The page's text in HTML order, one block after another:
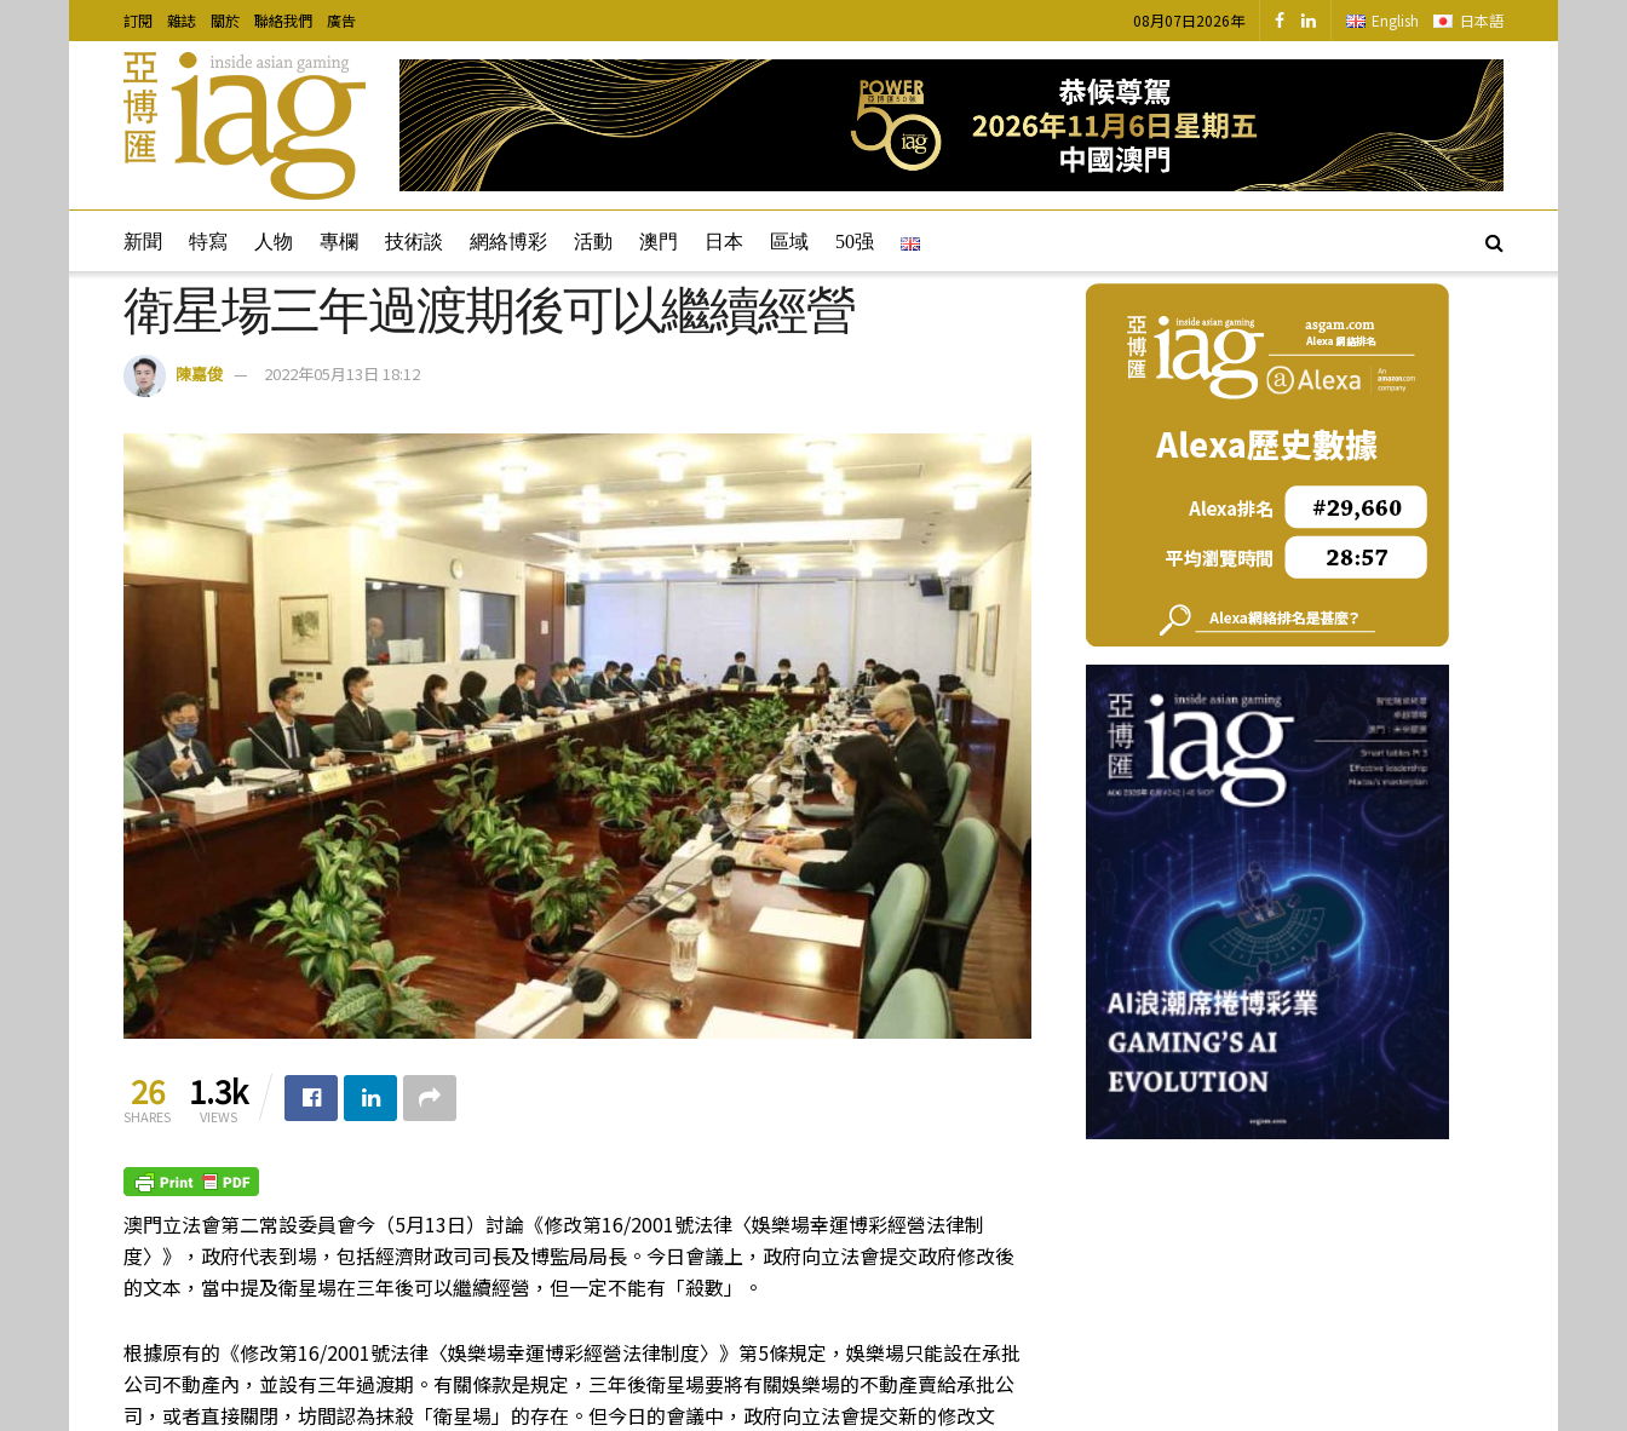
訂閱 雜誌 關於 聯絡我們 廣告 08月07日2026年 English 日本語
新聞 特寫 人物 專欄 技術談 網絡博彩 活動 澳門 日本 區域 50强
衛星場三年過渡期後可以繼續經營
陳嘉俊 2022年05月13日 18:12
26
SHARES
1.3k
VIEWS
澳門立法會第二常設委員會今（5月13日）討論《修改第16/2001號法律〈娛樂場幸運博彩經營法律制
度〉》，政府代表到場，包括經濟財政司司長及博監局局長。今日會議上，政府向立法會提交政府修改後
的文本，當中提及衛星場在三年後可以繼續經營，但一定不能有「殺數」。
根據原有的《修改第16/2001號法律〈娛樂場幸運博彩經營法律制度〉》第5條規定，娛樂場只能設在承批
公司不動產內，並設有三年過渡期。有關條款是規定，三年後衛星場要將有關娛樂場的不動產賣給承批公
司，或者直接關閉，坊間認為抹殺「衛星場」的存在。但今日的會議中，政府向立法會提交新的修改文